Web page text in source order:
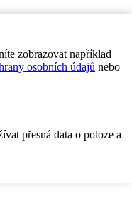
zobrazovat například
osobních údajů nebo
přesná data o poloze a